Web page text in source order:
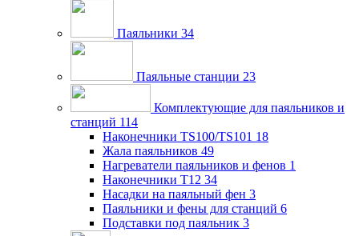
Паяльники 34
Паяльные станции 23
Комплектующие для паяльников и
станций 114
Наконечники TS100/TS101 18
Жала паяльников 49
Нагреватели паяльников и фенов 1
Наконечники T12 34
Насадки на паяльный фен 3
Паяльники и фены для станций 6
Подставки под паяльник 3